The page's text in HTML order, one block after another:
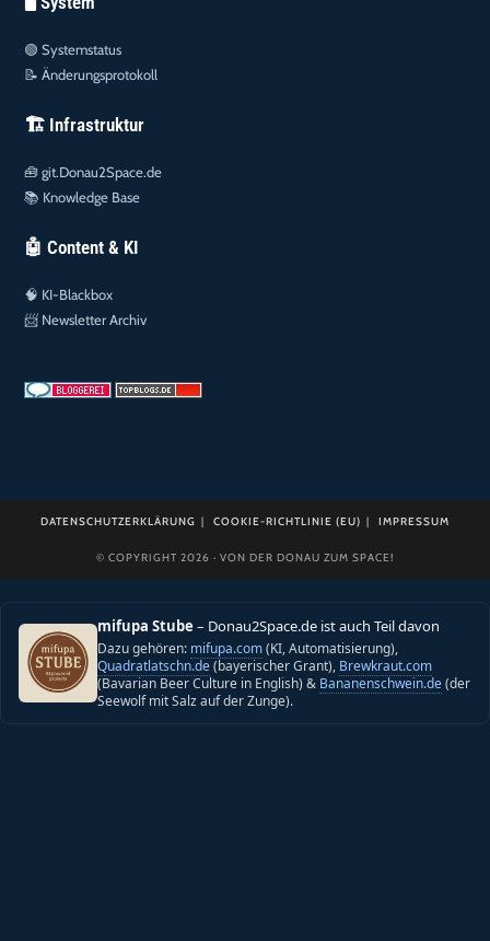
🟢Systemstatus
📝Änderungsprotokoll
🏗️ Infrastruktur
🧰git.Donau2Space.de
📚 Knowledge Base
🤖 Content & KI
🧠 KI-Blackbox
📨 Newsletter Archiv
DATENSCHUTZERKLÄRUNG COOKIE-RICHTLINIE (EU) IMPRESSUM
© COPYRIGHT 2026 · VON DER DONAU ZUM SPACE!
mifupa Stube – Donau2Space.de ist auch Teil davon
Dazu gehören: mifupa.com(KI, Automatisierung),
Quadratlatschn.de(bayerischer Grant), Brewkraut.com
(Bavarian Beer Culture in English) & Bananenschwein.de(der
Seewolf mit Salz auf der Zunge).